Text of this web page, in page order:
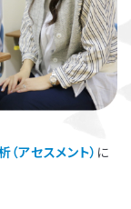
アセスメント） に